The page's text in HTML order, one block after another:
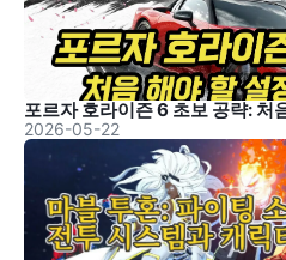
포르자 호라이즌 6 초보 공략: 처
2026-05-22